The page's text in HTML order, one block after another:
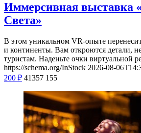
Иммерсивная выставка
Света»
В этом уникальном VR-опыте
и континенты. Вам откроются детали,
туристам. Наденьте очки виртуальной
https://schema.org/InStock 2026-08-
200 ₽ 41357 155